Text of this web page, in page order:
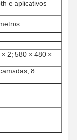
Fábrica
e aplicativos
2; 580 × 480 ×
8